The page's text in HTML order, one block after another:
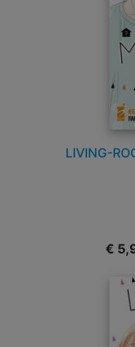
LIVING-
€